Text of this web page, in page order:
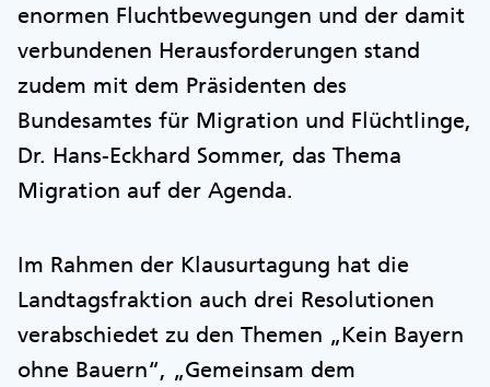
enormen Fluchtbewegungen und der damit
verbundenen Herausforderungen stand
zudem mit dem Präsidenten des
Bundesamtes für Migration und Flüchtlinge,
Dr. Hans-Eckhard Sommer, das Thema
Migration auf der Agenda.
Im Rahmen der Klausurtagung hat die
Landtagsfraktion auch drei Resolutionen
verabschiedet zu den Themen „Kein Bayern
ohne Bauern“, „Gemeinsam dem